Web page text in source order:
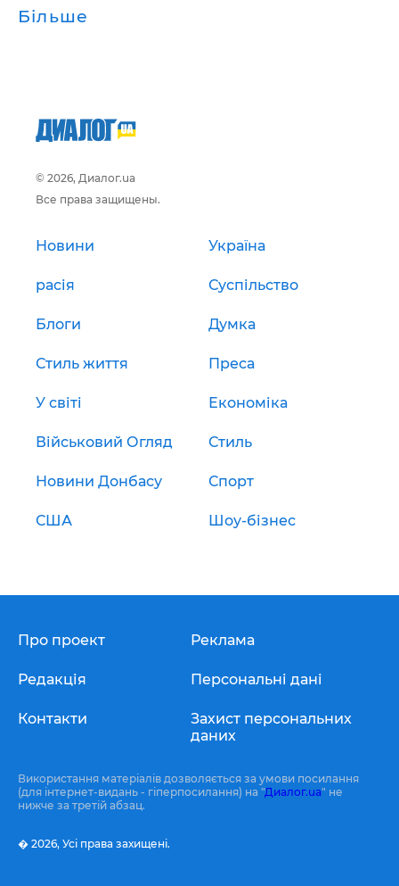
Більше
© 2026, Диалог.ua
Все права защищены.
Новини Україна
расія Суспільство
Блоги Думка
Стиль життя Преса
У світі Економіка
Військовий Огляд Стиль
Новини Донбасу Спорт
США Шоу-бізнес
Про проект
Редакція
Контакти
Реклама
Персональні дані
Захист персональних
даних
Використання матеріалів дозволяється за умови посилання
(для інтернет-видань - гіперпосилання) на "Диалог.ua" не
нижче за третій абзац.
� 2026, Усі права захищені.